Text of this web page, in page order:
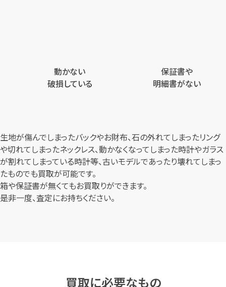
動かない
破損している
保証書や
明細書がない
生地が傷んでしまったバックやお財布、石の外れてしまったリング
や切れてしまったネックレス、動かなくなってしまった時計やガラス
が割れてしまっている時計等、古いモデルであったり壊れてしまっ
たものでも買取が可能です。
箱や保証書が無くてもお買取りができます。
是非一度、査定にお持ちください。
買取に必要なもの